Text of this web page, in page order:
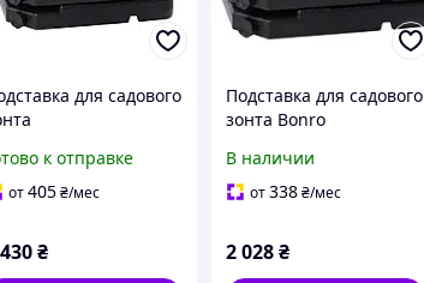
для садового
к отправке
от405₴/мес
₴
Подставка для садового
зонта Bonro
В наличии
от338₴/мес
2 028₴